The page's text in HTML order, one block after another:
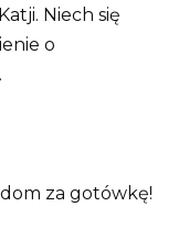
Niech się
o
za gotówkę!